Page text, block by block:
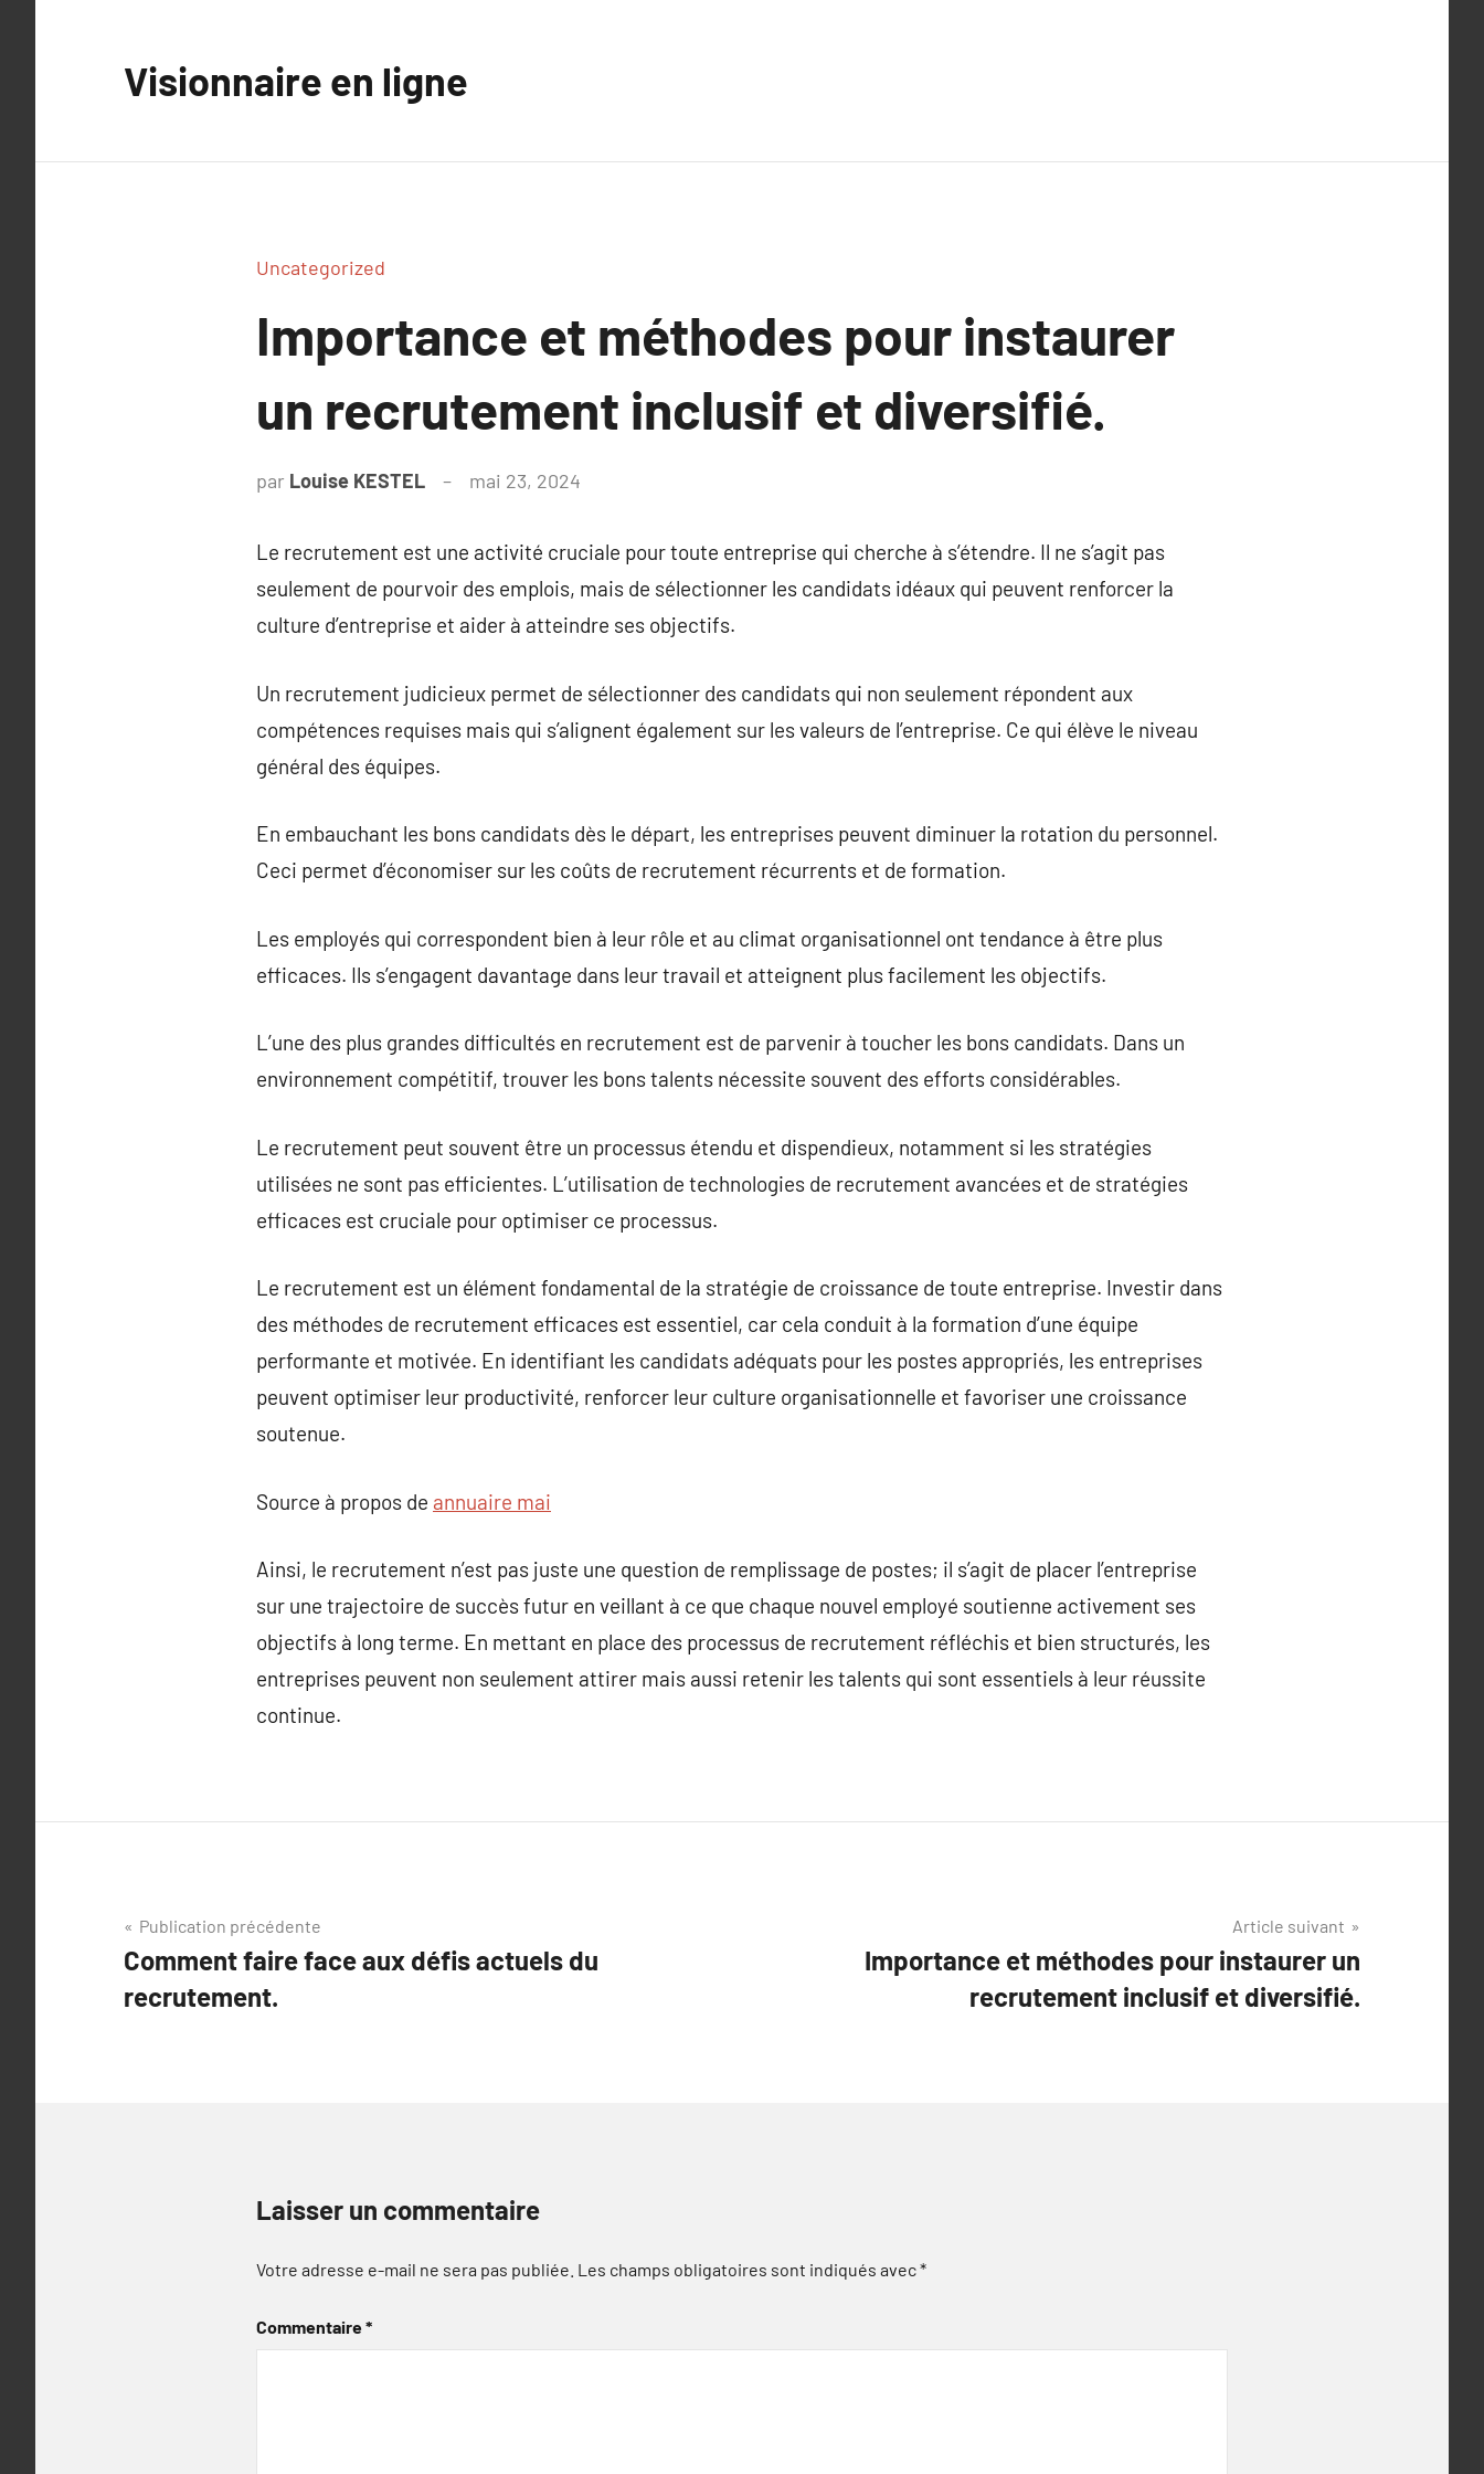
Visionnaire en ligne
Uncategorized
Importance et méthodes pour instaurer
un recrutement inclusif et diversifié.
par Louise KESTEL mai 23, 2024
Le recrutement est une activité cruciale pour toute entreprise qui cherche à s’étendre. Il ne s’agit pas
seulement de pourvoir des emplois, mais de sélectionner les candidats idéaux qui peuvent renforcer la
culture d’entreprise et aider à atteindre ses objectifs.
Un recrutement judicieux permet de sélectionner des candidats qui non seulement répondent aux
compétences requises mais qui s’alignent également sur les valeurs de l’entreprise. Ce qui élève le niveau
général des équipes.
En embauchant les bons candidats dès le départ, les entreprises peuvent diminuer la rotation du personnel.
Ceci permet d’économiser sur les coûts de recrutement récurrents et de formation.
Les employés qui correspondent bien à leur rôle et au climat organisationnel ont tendance à être plus
efficaces. Ils s’engagent davantage dans leur travail et atteignent plus facilement les objectifs.
L’une des plus grandes difficultés en recrutement est de parvenir à toucher les bons candidats. Dans un
environnement compétitif, trouver les bons talents nécessite souvent des efforts considérables.
Le recrutement peut souvent être un processus étendu et dispendieux, notamment si les stratégies
utilisées ne sont pas efficientes. L’utilisation de technologies de recrutement avancées et de stratégies
efficaces est cruciale pour optimiser ce processus.
Le recrutement est un élément fondamental de la stratégie de croissance de toute entreprise. Investir dans
des méthodes de recrutement efficaces est essentiel, car cela conduit à la formation d’une équipe
performante et motivée. En identifiant les candidats adéquats pour les postes appropriés, les entreprises
peuvent optimiser leur productivité, renforcer leur culture organisationnelle et favoriser une croissance
soutenue.
Source à propos de annuaire mai
Ainsi, le recrutement n’est pas juste une question de remplissage de postes; il s’agit de placer l’entreprise
sur une trajectoire de succès futur en veillant à ce que chaque nouvel employé soutienne activement ses
objectifs à long terme. En mettant en place des processus de recrutement réfléchis et bien structurés, les
entreprises peuvent non seulement attirer mais aussi retenir les talents qui sont essentiels à leur réussite
continue.
Navigation
de
l’article
Publication précédente
Comment faire face aux défis actuels du
recrutement.
Article suivant
Importance et méthodes pour instaurer un
recrutement inclusif et diversifié.
Laisser un commentaire
Votre adresse e-mail ne sera pas publiée. Les champs obligatoires sont indiqués avec*
Commentaire*